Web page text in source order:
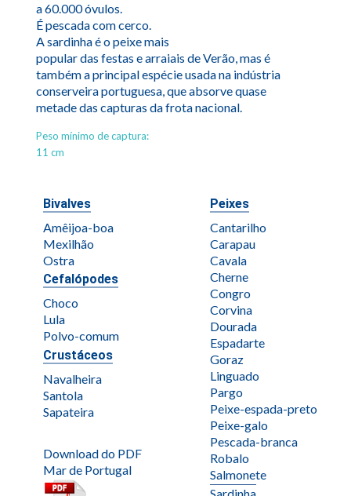
a 60.000 óvulos.
É pescada com cerco.
A sardinha é o peixe mais
popular das festas e arraiais de Verão, mas é
também a principal espécie usada na indústria
conserveira portuguesa, que absorve quase
metade das capturas da frota nacional.
Peso mínimo de captura:
11 cm
Bivalves
Amêijoa-boa
Mexilhão
Ostra
Cefalópodes
Choco
Lula
Polvo-comum
Crustáceos
Navalheira
Santola
Sapateira
Download do PDF
Mar de Portugal
Peixes
Cantarilho
Carapau
Cavala
Cherne
Congro
Corvina
Dourada
Espadarte
Goraz
Linguado
Pargo
Peixe-espada-preto
Peixe-galo
Pescada-branca
Robalo
Salmonete